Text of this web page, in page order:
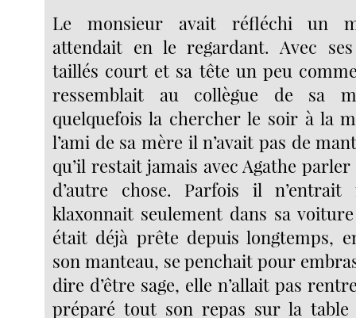
Le monsieur avait réfléchi un
attendait en le regardant. Avec
taillés court et sa tête un peu
ressemblait au collègue de sa
quelquefois la chercher le soir à la
l’ami de sa mère il n’avait pas de
qu’il restait jamais avec Agathe
d’autre chose. Parfois il
klaxonnait seulement dans sa
était déjà prête depuis longtemps,
son manteau, se penchait pour
dire d’être sage, elle n’allait pas
préparé tout son repas sur la